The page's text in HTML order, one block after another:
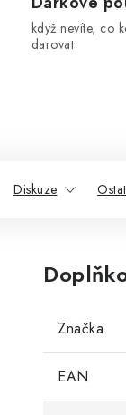
když nevíte, co
darovat
Diskuze
Značka
EAN